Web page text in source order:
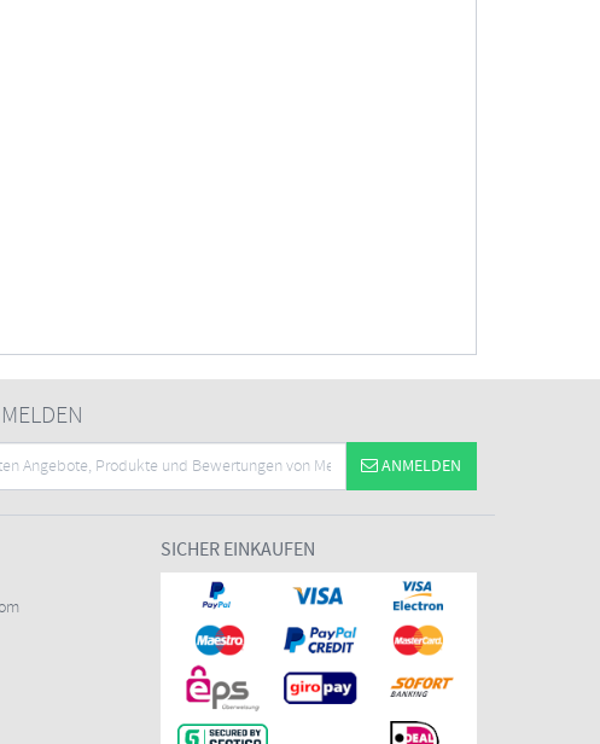
ANMELDEN
SICHER EINKAUFEN